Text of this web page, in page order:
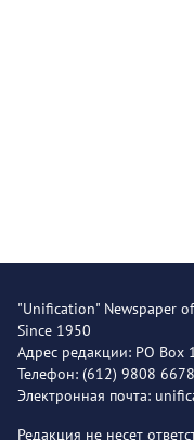
"Unification" Newspaper
Since 1950
Адрес редакции: PO Box
Телефон: (612) 9808 6678
Электронная почта:
Редакция не несет